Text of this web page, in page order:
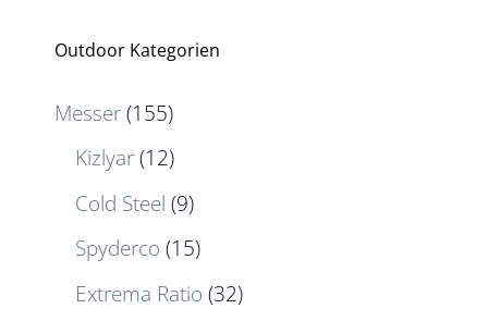
Outdoor Kategorien
Messer(155)
Kizlyar(12)
Cold Steel (9)
Spyderco (15)
Extrema Ratio (32)